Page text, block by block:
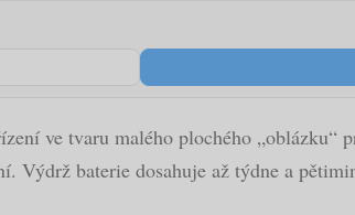
ve tvaru malého plochého
baterie dosahuje až týdne a